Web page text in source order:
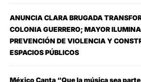
ANUNCIA CLARA BRUGADA
COLONIA GUERRERO; MAYOR
PREVENCIÓN DE VIOLENCIA Y
ESPACIOS PÚBLICOS
México Canta “Que la música sea